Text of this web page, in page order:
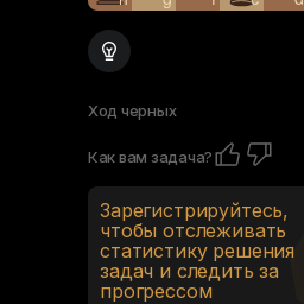
Ход черных
Как вам задача?
Зарегистрируйтесь,
чтобы отслеживать
статистику решения
задач и следить за
прогрессом